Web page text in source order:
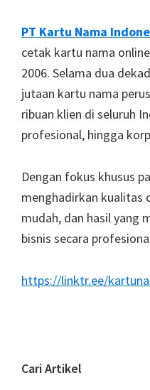
Footer
PT Kartu Nama
cetak kartu nama
2006. Selama dua
jutaan kartu nama
ribuan klien di seluruh
profesional, hingga
Dengan fokus khusus
menghadirkan kualitas
mudah, dan hasil yang
bisnis secara
https://linktr.ee/
Cari Artikel